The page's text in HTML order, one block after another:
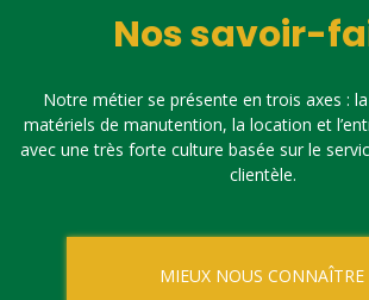
Nos savoir-
Notre métier se présente en trois axes :
matériels de manutention, la location et
avec une très forte culture basée sur le
clientèle.
MIEUX NOUS CONNAÎTRE